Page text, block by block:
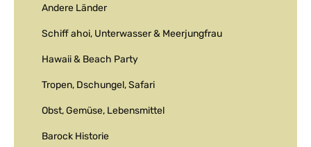
Andere Länder
Schiff ahoi, Unterwasser & Meerjungfrau
Hawaii & Beach Party
Tropen, Dschungel, Safari
Obst, Gemüse, Lebensmittel
Barock Historie